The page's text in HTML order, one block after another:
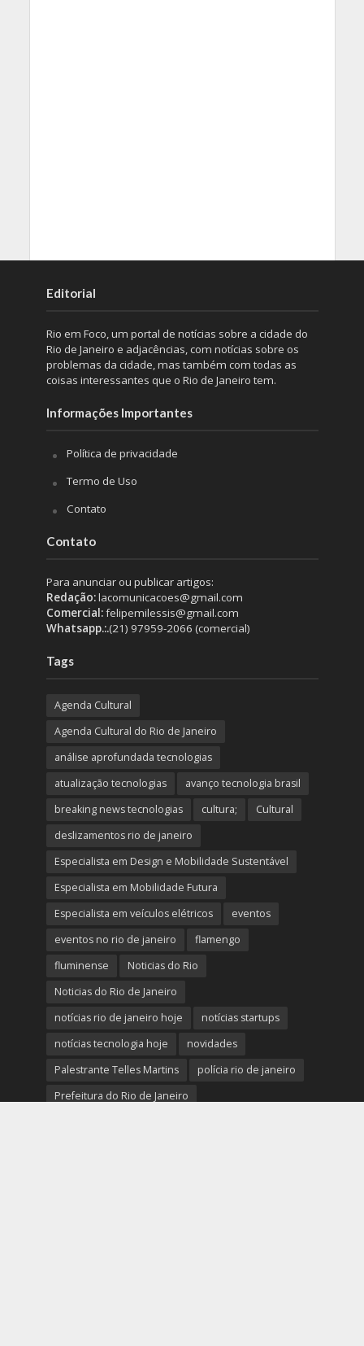
Editorial
Rio em Foco, um portal de notícias sobre a cidade do
Rio de Janeiro e adjacências, com notícias sobre os
problemas da cidade, mas também com todas as
coisas interessantes que o Rio de Janeiro tem.
Informações Importantes
Política de privacidade
Termo de Uso
Contato
Contato
Para anunciar ou publicar artigos:
Redação:lacomunicacoes@gmail.com
Comercial:felipemilessis@gmail.com
Whatsapp.:.(21) 97959-2066 (comercial)
Tags
Agenda Cultural
Agenda Cultural do Rio de Janeiro
análise aprofundada tecnologias
atualização tecnologias
avanço tecnologia brasil
breaking news tecnologias
cultura;
Cultural
deslizamentos rio de janeiro
Especialista em Design e Mobilidade Sustentável
Especialista em Mobilidade Futura
Especialista em veículos elétricos
eventos
eventos no rio de janeiro
flamengo
fluminense
Noticias do Rio
Noticias do Rio de Janeiro
notícias rio de janeiro hoje
notícias startups
notícias tecnologia hoje
novidades
Palestrante Telles Martins
polícia rio de janeiro
Prefeitura do Rio de Janeiro